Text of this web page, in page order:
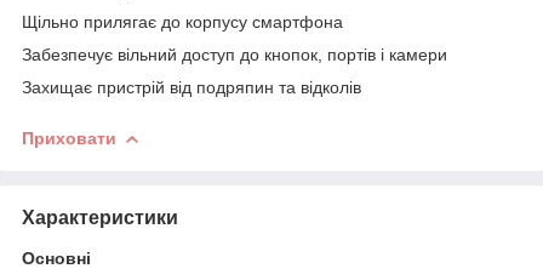
Щільно прилягає до корпусу смартфона
Забезпечує вільний доступ до кнопок, портів і камери
Захищає пристрій від подряпин та відколів
Приховати
Характеристики
Основні